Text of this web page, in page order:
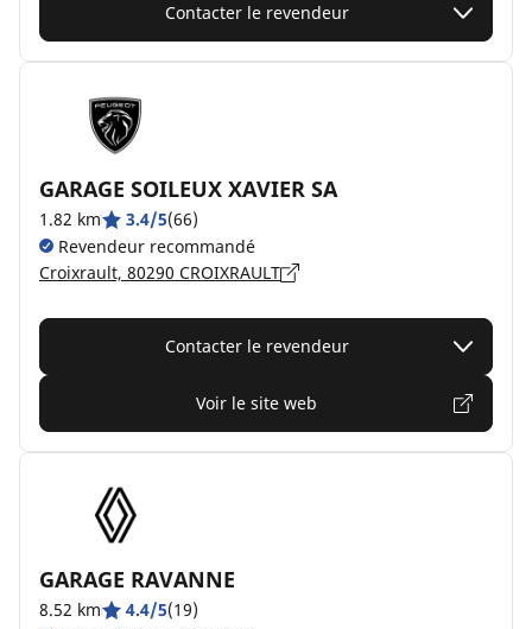
Contacter le revendeur
GARAGE SOILEUX XAVIER SA
1.82 km 3.4/5(66)
Revendeur recommandé
Croixrault, 80290 CROIXRAULT
Contacter le revendeur
Voir le site web
GARAGE RAVANNE
8.52 km 4.4/5(19)